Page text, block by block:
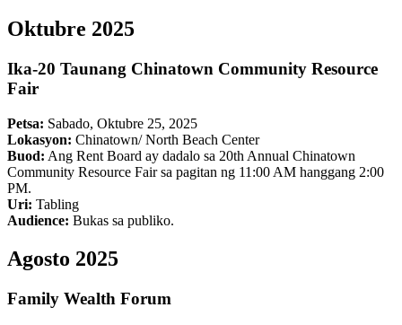
Oktubre 2025
Ika-20 Taunang Chinatown Community Resource
Fair
Petsa: Sabado, Oktubre 25, 2025
Lokasyon: Chinatown/ North Beach Center
Buod: Ang Rent Board ay dadalo sa 20th Annual Chinatown
Community Resource Fair sa pagitan ng 11:00 AM hanggang 2:00
PM.
Uri: Tabling
Audience: Bukas sa publiko.
Agosto 2025
Family Wealth Forum